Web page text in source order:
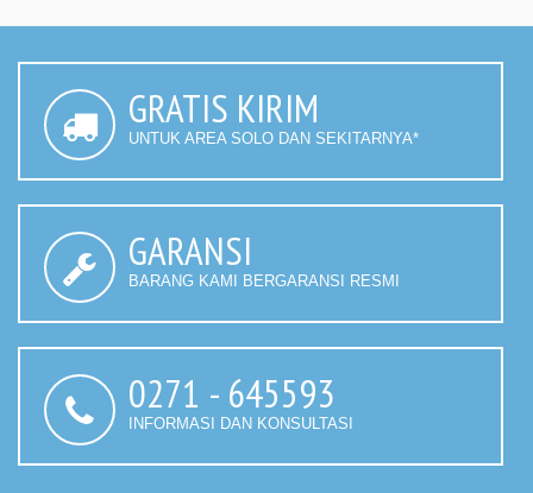
GRATIS KIRIM
UNTUK AREA SOLO DAN SEKITARNYA*
GARANSI
BARANG KAMI BERGARANSI RESMI
0271 - 645593
INFORMASI DAN KONSULTASI